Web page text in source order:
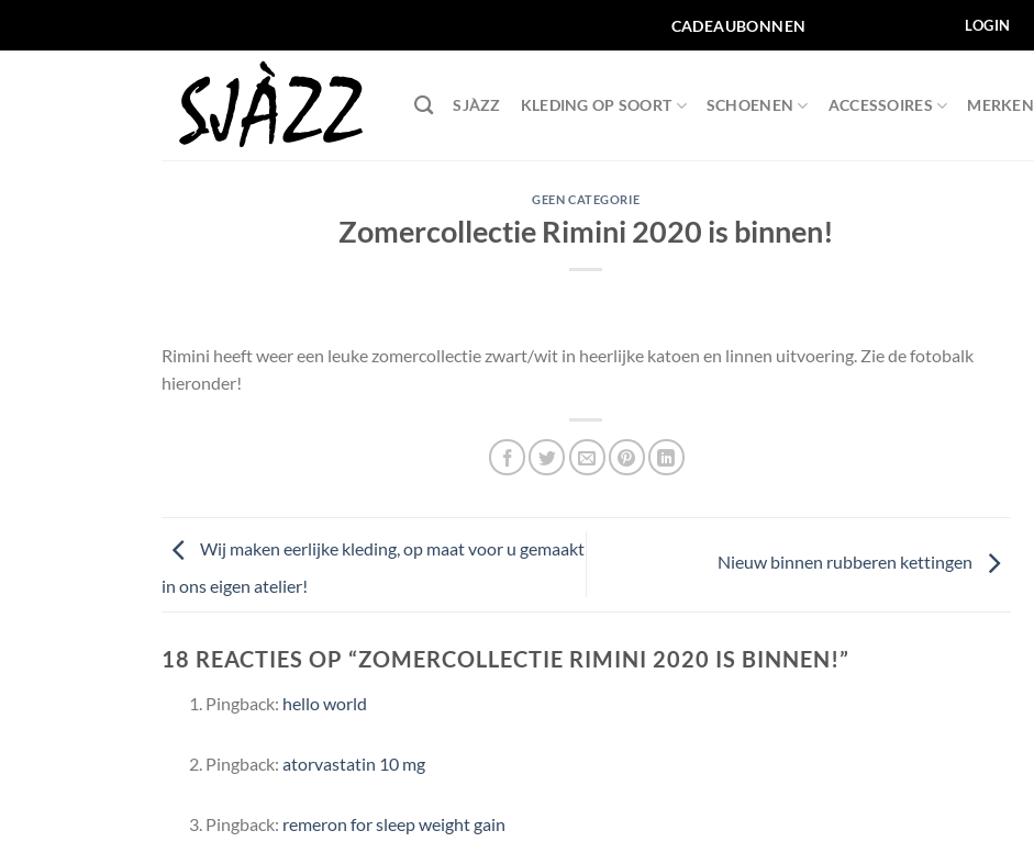
CADEAUBONNEN LOGIN
SJÀZZ KLEDING OP SOORT SCHOENEN ACCESSOIRES MERKEN
GEEN CATEGORIE
Zomercollectie Rimini 2020 is binnen!
Rimini heeft weer een leuke zomercollectie zwart/wit in heerlijke katoen en linnen uitvoering. Zie de fotobalk
hieronder!
Wij maken eerlijke kleding, op maat voor u gemaakt
in ons eigen atelier!
Nieuw binnen rubberen kettingen
18 REACTIES OP “ZOMERCOLLECTIE RIMINI 2020 IS BINNEN!”
Pingback: hello world
Pingback: atorvastatin 10 mg
Pingback: remeron for sleep weight gain